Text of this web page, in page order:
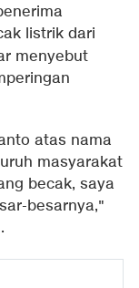
listrik dari
menyebut
atas nama
masyarakat
becak, saya
besarnya,"